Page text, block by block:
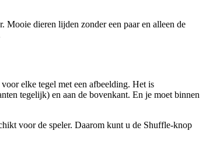
Mooie dieren lijden zonder een paar en alleen de
elke tegel met een afbeelding. Het is
tegelijk) en aan de bovenkant. En je moet binnen
voor de speler. Daarom kunt u de Shuffle-knop